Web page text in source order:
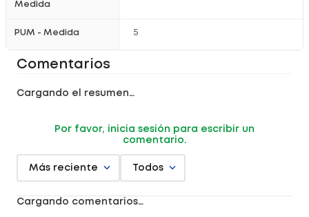
Medida
PUM - Medida 5
Comentarios
Cargando el resumen…
Por favor, inicia sesión para escribir un
comentario.
Más reciente Todos
Cargando comentarios…